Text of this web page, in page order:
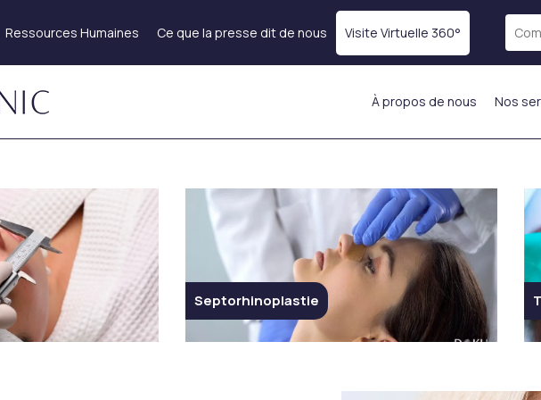
Ressources Humaines Ce que la presse dit de nous Visite Virtuelle 360°
À propos de nous Nos
Liposuccion
Abdominoplastie
(Plastie abdominale)
Le lifting des bras
(brachioplastie)
Esthétique génitale
Esthétique des fesses
peau
Botox
Thérapie par Exosomes
Traitement PRP
Mésothérapie
Injection d’hydratation
ADN de Saumon
Injections stimulantes
Comblement des
Lèvres
Injection dans les joues
Injection dans le front
Injection de lumière
sous les yeux
Remplissage du
Menton
Septorhinoplastie